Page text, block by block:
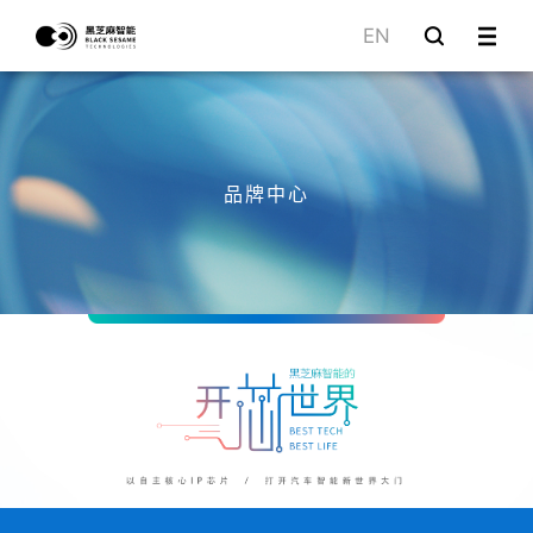
EN
品牌中心